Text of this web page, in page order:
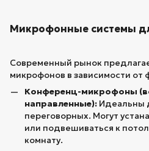
Микрофонные системы
Современный рынок
микрофонов в зависимости
Конференц-микрофоны
направленные): Идеальны
переговорных. Могут
или подвешиваться к
комнату.